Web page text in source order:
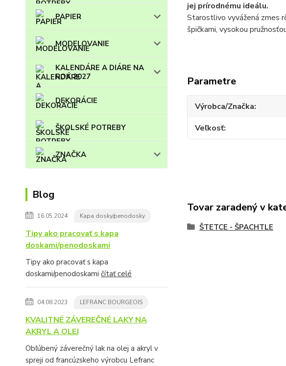
PAPIER
MODELOVANIE
KALENDÁRE A DIÁRE NA
ROK 2027
DEKORÁCIE
ŠKOLSKÉ POTREBY
ZNAČKA
Blog
16.05.2024 Kapa dosky/penodosky
Tipy ako pracovať s kapa
doskami/penodoskami
Tipy ako pracovať s kapa
doskami/penodoskami čítať celé
04.08.2023 LEFRANC BOURGEOIS
KVALITNÉ ZÁVEREČNÉ LAKY NA
AKRYL A OLEJ
Obľúbený záverečný lak na olej a akryl v
spreji od francúzskeho výrobcu Lefranc
jej prírodnému ideálu.
Starostlivo vyvážená zmes
špičkami, vysokou
Parametre
Výrobca/Značka
Veľkosť
Tovar zaradený v
ŠTETCE - ŠPACHTLE